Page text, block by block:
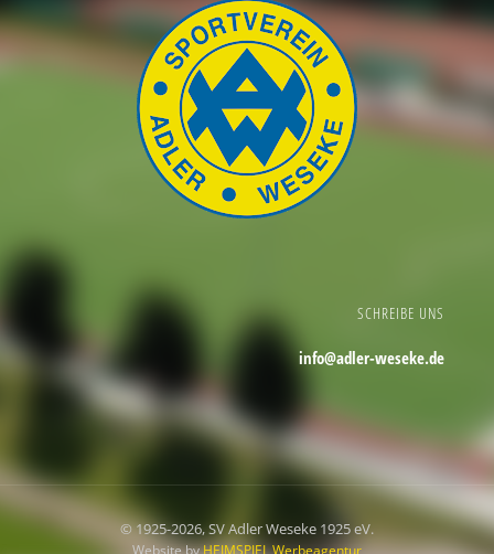
SCHREIBE UNS
info@adler-weseke.de
© 1925-2026, SV Adler Weseke 1925 eV.
Website byHEIMSPIEL Werbeagentur